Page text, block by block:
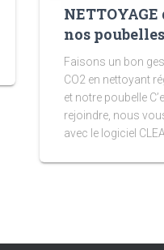
nos poubelles
Faisons un bon
CO2 en nettoyant
et notre poubelle
rejoindre, nous
avec le logiciel